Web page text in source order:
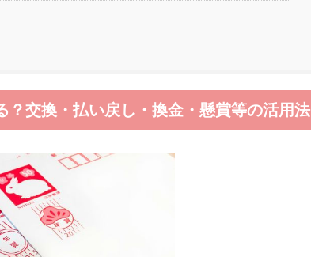
？交換・払い戻し・換金・懸賞等の活用法